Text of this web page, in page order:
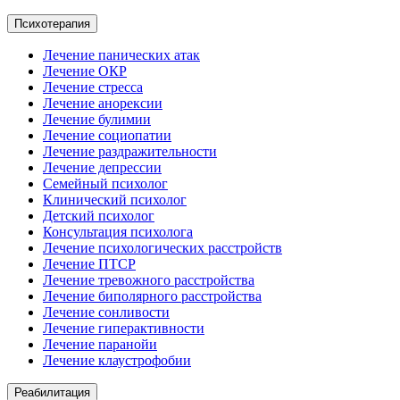
Психотерапия
Лечение панических атак
Лечение ОКР
Лечение стресса
Лечение анорексии
Лечение булимии
Лечение социопатии
Лечение раздражительности
Лечение депрессии
Семейный психолог
Клинический психолог
Детский психолог
Консультация психолога
Лечение психологических расстройств
Лечение ПТСР
Лечение тревожного расстройства
Лечение биполярного расстройства
Лечение сонливости
Лечение гиперактивности
Лечение паранойи
Лечение клаустрофобии
Реабилитация